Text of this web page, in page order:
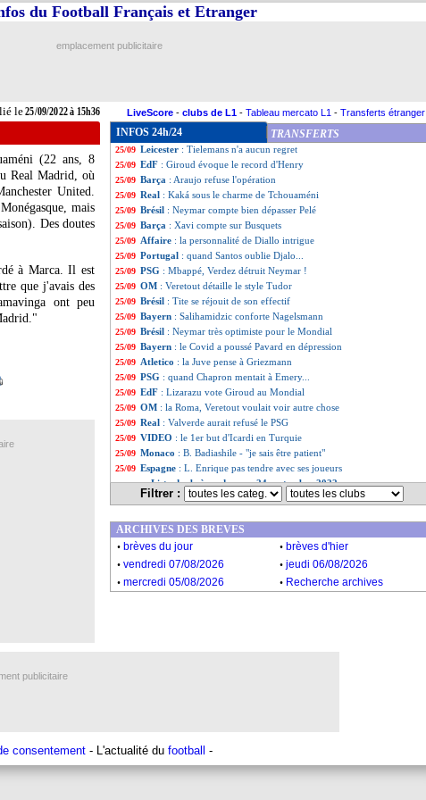
le25/09/2022 à 15h36
du Football Français et Etranger
emplacement publicitaire
LiveScore - clubs de L1 - Tableau mercato L1 - Transferts étranger
(22 ans, 8
Real Madrid, où
United.
mais
Des doutes
à Marca. Il est
que j'avais des
ont peu
INFOS 24h/24 TRANSFERTS
25/09 EdF: Giroud finalement titulaire
25/09 EdF (U18)
25/09 LdN: la Lettonie promue en Ligue C
25/09 Juve: Pogba se fixe un objectif pour son retour
25/09 Leicester : Tielemans n'a aucun regret
25/09 EdF : Giroud évoque le record d'Henry
25/09 Barça : Araujo refuse l'opération
25/09 Real : Kaká sous le charme de Tchouaméni
25/09 Brésil : Neymar compte bien dépasser Pelé
25/09 Barça : Xavi compte sur Busquets
25/09 Affaire : la personnalité de Diallo intrigue
25/09 Portugal : quand Santos oublie Djalo...
25/09 PSG : Mbappé, Verdez détruit Neymar !
25/09 OM : Veretout détaille le style Tudor
25/09 Brésil : Tite se réjouit de son effectif
25/09 Bayern : Salihamidzic conforte Nagelsmann
25/09 Brésil : Neymar très optimiste pour le Mondial
25/09 Bayern : le Covid a poussé Pavard en dépression
25/09 Atletico : la Juve pense à Griezmann
25/09 PSG : quand Chapron mentait à Emery...
25/09 EdF : Lizarazu vote Giroud au Mondial
25/09 OM : la Roma, Veretout voulait voir autre chose
25/09 Real : Valverde aurait refusé le PSG
25/09 VIDEO : le 1er but d'Icardi en Turquie
25/09 Monaco : B. Badiashile - "je sais être patient"
25/09 Espagne : L. Enrique pas tendre avec ses joueurs
... Liste des brèves du sam. 24 septembre 2022
Liste des brèves du ven. 23 septembre 2022
Filtrer :
ARCHIVES DES BREVES
. brèves du jour . brèves d'hier
. vendredi 07/08/2026 . jeudi 06/08/2026
. mercredi 05/08/2026 . Recherche archives
publicitaire
consentement - L'actualité du football -